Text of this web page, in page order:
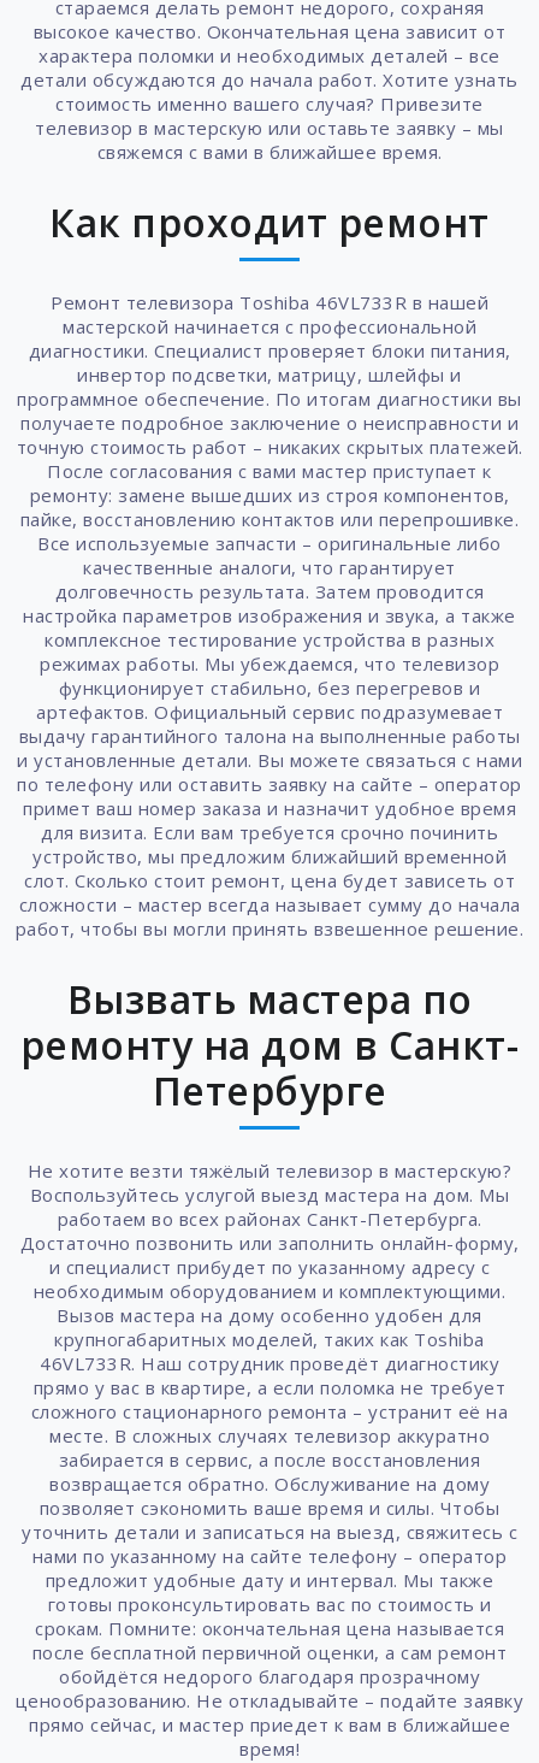
стараемся делать ремонт недорого, сохраняя
высокое качество. Окончательная цена зависит от
характера поломки и необходимых деталей – все
детали обсуждаются до начала работ. Хотите узнать
стоимость именно вашего случая? Привезите
телевизор в мастерскую или оставьте заявку – мы
свяжемся с вами в ближайшее время.
Как проходит ремонт
Ремонт телевизора Toshiba 46VL733R в нашей
мастерской начинается с профессиональной
диагностики. Специалист проверяет блоки питания,
инвертор подсветки, матрицу, шлейфы и
программное обеспечение. По итогам диагностики вы
получаете подробное заключение о неисправности и
точную стоимость работ – никаких скрытых платежей.
После согласования с вами мастер приступает к
ремонту: замене вышедших из строя компонентов,
пайке, восстановлению контактов или перепрошивке.
Все используемые запчасти – оригинальные либо
качественные аналоги, что гарантирует
долговечность результата. Затем проводится
настройка параметров изображения и звука, а также
комплексное тестирование устройства в разных
режимах работы. Мы убеждаемся, что телевизор
функционирует стабильно, без перегревов и
артефактов. Официальный сервис подразумевает
выдачу гарантийного талона на выполненные работы
и установленные детали. Вы можете связаться с нами
по телефону или оставить заявку на сайте – оператор
примет ваш номер заказа и назначит удобное время
для визита. Если вам требуется срочно починить
устройство, мы предложим ближайший временной
слот. Сколько стоит ремонт, цена будет зависеть от
сложности – мастер всегда называет сумму до начала
работ, чтобы вы могли принять взвешенное решение.
Вызвать мастера по
ремонту на дом в Санкт-
Петербурге
Не хотите везти тяжёлый телевизор в мастерскую?
Воспользуйтесь услугой выезд мастера на дом. Мы
работаем во всех районах Санкт-Петербурга.
Достаточно позвонить или заполнить онлайн-форму,
и специалист прибудет по указанному адресу с
необходимым оборудованием и комплектующими.
Вызов мастера на дому особенно удобен для
крупногабаритных моделей, таких как Toshiba
46VL733R. Наш сотрудник проведёт диагностику
прямо у вас в квартире, а если поломка не требует
сложного стационарного ремонта – устранит её на
месте. В сложных случаях телевизор аккуратно
забирается в сервис, а после восстановления
возвращается обратно. Обслуживание на дому
позволяет сэкономить ваше время и силы. Чтобы
уточнить детали и записаться на выезд, свяжитесь с
нами по указанному на сайте телефону – оператор
предложит удобные дату и интервал. Мы также
готовы проконсультировать вас по стоимость и
срокам. Помните: окончательная цена называется
после бесплатной первичной оценки, а сам ремонт
обойдётся недорого благодаря прозрачному
ценообразованию. Не откладывайте – подайте заявку
прямо сейчас, и мастер приедет к вам в ближайшее
время!